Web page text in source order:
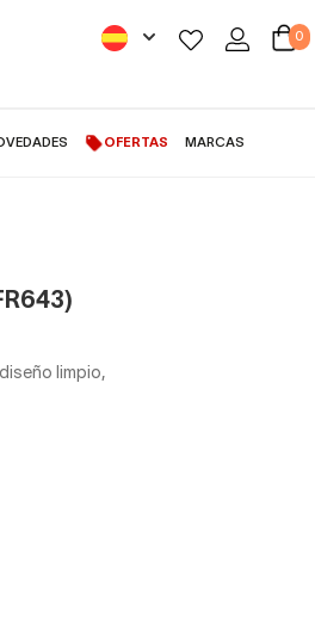
0
OFERTAS MARCAS
limpio,